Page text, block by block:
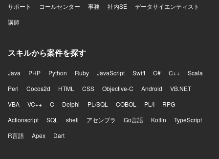
サポート
コールセンター 事務 社内SE
データサイエンティスト
講師
スキルから案件を探す
Java PHP Python Ruby JavaScript Swift C# C++
Scala
Perl
Cocos2d HTML CSS Objective-C Android
VB.NET
VBA
VC++ C Delphi PL/SQL COBOL PL/I
RPG
Actionscript
SQL shell アセンブラ Go言語 Kotlin
TypeScript
R言語
Apex Dart